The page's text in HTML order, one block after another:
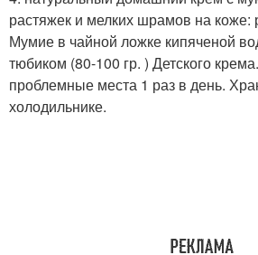
растяжек и мелких шрамов на коже:
Мумие в чайной ложке кипяченой
тюбиком (80-100 гр. ) Детского
проблемные места 1 раз в день.
холодильнике.